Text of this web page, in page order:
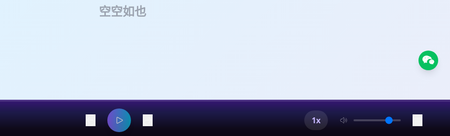
【加听友群】 自助进群方式已满，欢迎VX添加小助手 xinxianrenlei_basket或主理人
fushengaichiyu 手动进群喔～ 【关于本播客】 作为对世界跃跃欲试的新一代年轻人，除了读书考
空空如也
1x